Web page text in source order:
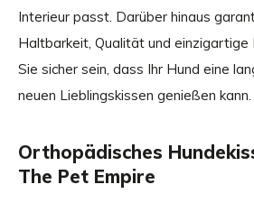
Interieur passt. Darüber hinaus
Haltbarkeit, Qualität und einzigartige
Sie sicher sein, dass Ihr Hund eine
neuen Lieblingskissen genießen kann.
Orthopädisches
The Pet Empire